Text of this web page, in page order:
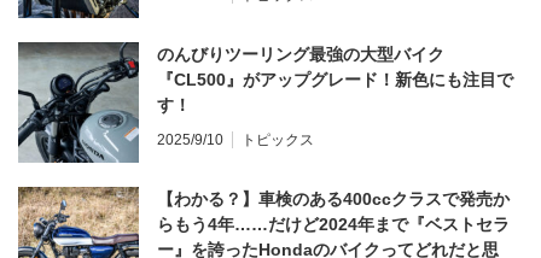
のんびりツーリング最強の大型バイク
『CL500』がアップグレード！新色にも注目で
す！
2025/9/10 トピックス
【わかる？】車検のある400ccクラスで発売か
らもう4年……だけど2024年まで『ベストセラ
ー』を誇ったHondaのバイクってどれだと思